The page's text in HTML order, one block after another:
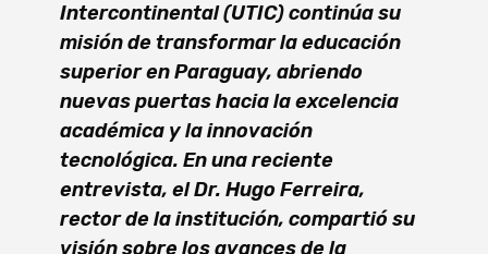
Intercontinental (UTIC) continúa su
misión de transformar la educación
superior en Paraguay, abriendo
nuevas puertas hacia la excelencia
académica y la innovación
tecnológica. En una reciente
entrevista, el Dr. Hugo Ferreira,
rector de la institución, compartió su
visión sobre los avances de la